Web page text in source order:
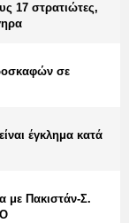
17 στρατιώτες,
σε
έγκλημα κατά
με Πακιστάν-Σ.